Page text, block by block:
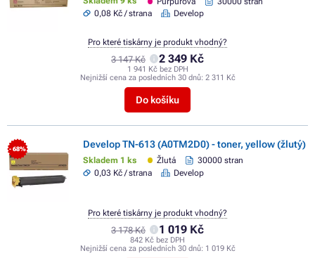
0,08 Kč / strana
Develop
3 147 Kč 2 349 Kč
1 941 Kč bez DPH
Nejnižší cena za posledních 30 dnů: 2 311 Kč
Do košíku
Pro které tiskárny je produkt vhodný?
- 68% Develop TN-613 (A0TM2D0) - toner, yellow (žlutý)
Skladem 1 ks Žlutá
30000 stran
0,03 Kč / strana
Develop
3 178 Kč 1 019 Kč
842 Kč bez DPH
Nejnižší cena za posledních 30 dnů: 1 019 Kč
Pro které tiskárny je produkt vhodný?